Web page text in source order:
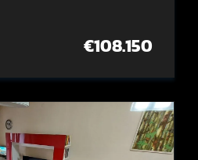
€108.150